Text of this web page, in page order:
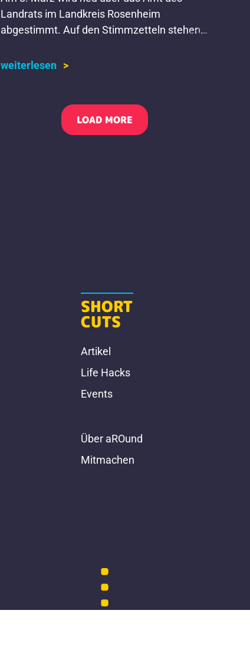
Landrats im Landkreis Rosenheim
abgestimmt. Auf den Stimmzetteln stehen
Kandidatin. Wir stellen sie euch […]
weiterlesen
LOAD MORE
SHORT
CUTS
Artikel
Life Hacks
Events
Über aROund
Mitmachen